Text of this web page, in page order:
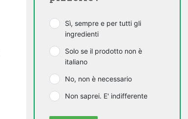
Sì, sempre e per tutti gli
ingredienti
Solo se il prodotto non è
italiano
No, non è necessario
Non saprei. E' indifferente